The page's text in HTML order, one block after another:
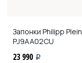
Запонки Philipp Plein
PJ9AA02CU
23 990 i